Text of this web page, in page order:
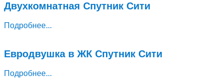
Двухкомнатная Спутник Сити
Подробнее...
Евродвушка в ЖК Спутник Сити
Подробнее...